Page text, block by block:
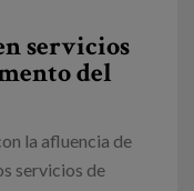
servicios
del
la afluencia de
servicios de